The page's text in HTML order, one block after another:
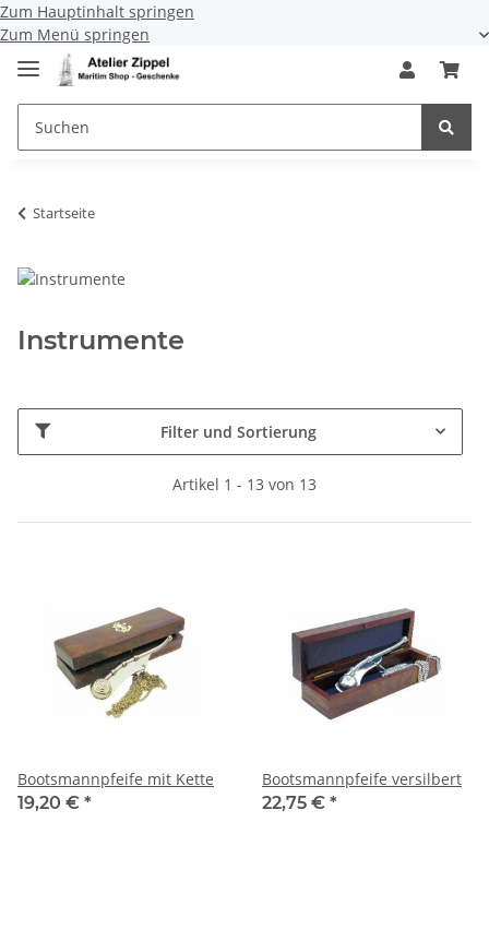
Zum Hauptinhalt springen
Zum Menü springen
Startseite
Instrumente
Filter und Sortierung
Artikel 1 - 13 von 13
Bootsmannpfeife mit Kette
19,20 € *
Bootsmannpfeife versilbert
22,75 € *